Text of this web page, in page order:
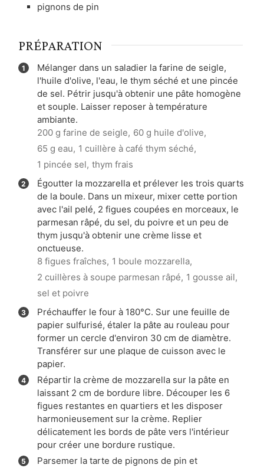
pignons de pin
PRÉPARATION
Mélanger dans un saladier la farine de seigle,
l'huile d'olive, l'eau, le thym séché et une pincée
de sel. Pétrir jusqu'à obtenir une pâte homogène
et souple. Laisser reposer à température
ambiante.
200 g farine de seigle, 60 g huile d'olive,
65 g eau, 1 cuillère à café thym séché,
1 pincée sel, thym frais
Égoutter la mozzarella et prélever les trois quarts
de la boule. Dans un mixeur, mixer cette portion
avec l'ail pelé, 2 figues coupées en morceaux, le
parmesan râpé, du sel, du poivre et un peu de
thym jusqu'à obtenir une crème lisse et
onctueuse.
8 figues fraîches, 1 boule mozzarella,
2 cuillères à soupe parmesan râpé, 1 gousse ail,
sel et poivre
Préchauffer le four à 180°C. Sur une feuille de
papier sulfurisé, étaler la pâte au rouleau pour
former un cercle d'environ 30 cm de diamètre.
Transférer sur une plaque de cuisson avec le
papier.
Répartir la crème de mozzarella sur la pâte en
laissant 2 cm de bordure libre. Découper les 6
figues restantes en quartiers et les disposer
harmonieusement sur la crème. Replier
délicatement les bords de pâte vers l'intérieur
pour créer une bordure rustique.
Parsemer la tarte de pignons de pin et